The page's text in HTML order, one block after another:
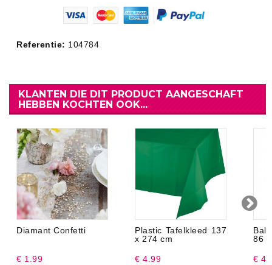
Referentie: 104784
KLANTEN DIE DIT PRODUCT AANGESCHAFT
HEBBEN KOCHTEN OOK...
Diamant Confetti
€ 1.99
Plastic Tafelkleed 137
x 274 cm
€ 4.99
86
€